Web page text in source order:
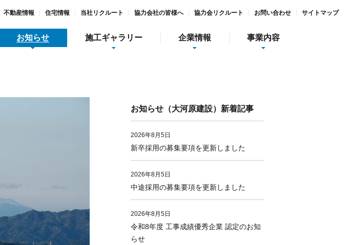
不動産情報 住宅情報 当社リクルート 協力会社の皆様へ 協力会リクルート お問い合わせ サイトマップ
お知らせ 施工ギャラリー 企業情報
社会貢献活動
事業内容
ガーデン庭夢
お知らせ（大河原建設）新着記事
2026年8月5日
新卒採用の募集要項を更新しました
2026年8月5日
中途採用の募集要項を更新しました
2026年8月5日
令和8年度 工事成績優秀企業 認定のお知
らせ